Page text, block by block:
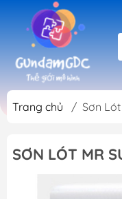
Trang chủ / Sơn
SƠN LÓT MR